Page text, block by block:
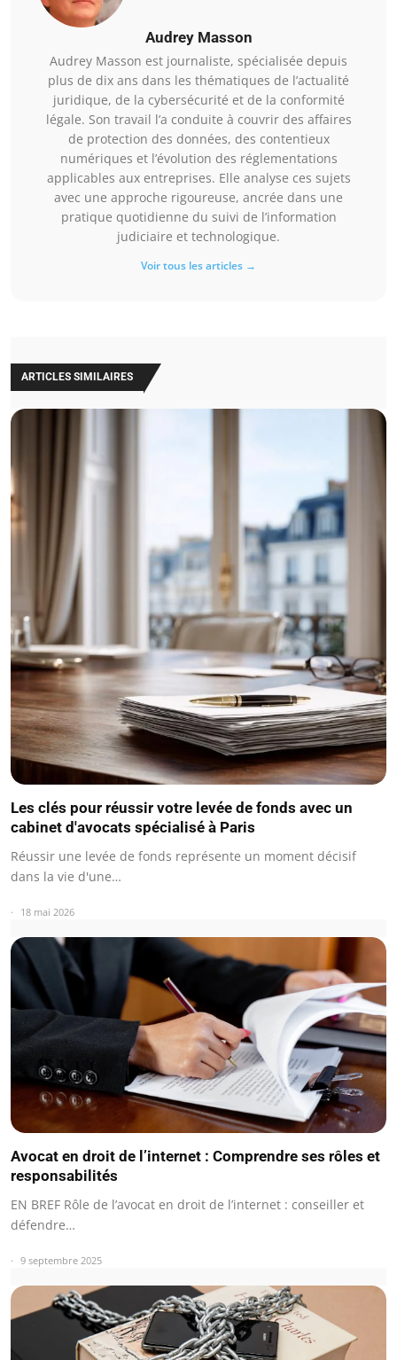
Audrey Masson
Audrey Masson est journaliste, spécialisée depuis
plus de dix ans dans les thématiques de l’actualité
juridique, de la cybersécurité et de la conformité
légale. Son travail l’a conduite à couvrir des affaires
de protection des données, des contentieux
numériques et l’évolution des réglementations
applicables aux entreprises. Elle analyse ces sujets
avec une approche rigoureuse, ancrée dans une
pratique quotidienne du suivi de l’information
judiciaire et technologique.
Voir tous les articles →
ARTICLES SIMILAIRES
Les clés pour réussir votre levée de fonds avec un
cabinet d'avocats spécialisé à Paris
Réussir une levée de fonds représente un moment décisif
dans la vie d'une…
18 mai 2026
Avocat en droit de l’internet : Comprendre ses rôles et
responsabilités
EN BREF Rôle de l’avocat en droit de l’internet : conseiller et
défendre…
9 septembre 2025